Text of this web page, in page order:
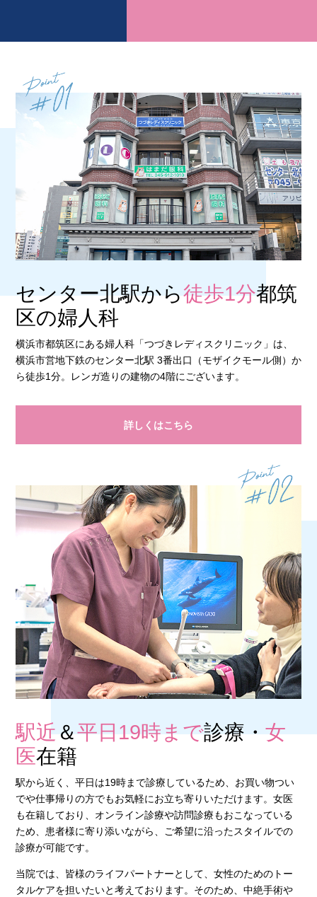
センター北駅から徒歩1分都筑
区の婦人科
横浜市都筑区にある婦人科「つづきレディスクリニック」は、
横浜市営地下鉄のセンター北駅 3番出口（モザイクモール側）か
ら徒歩1分。レンガ造りの建物の4階にございます。
詳しくはこちら
駅近＆平日19時まで診療・女
医在籍
駅から近く、平日は19時まで診療しているため、お買い物つい
でや仕事帰りの方でもお気軽にお立ち寄りいただけます。女医
も在籍しており、オンライン診療や訪問診療もおこなっている
ため、患者様に寄り添いながら、ご希望に沿ったスタイルでの
診療が可能です。
当院では、皆様のライフパートナーとして、女性のためのトー
タルケアを担いたいと考えております。そのため、中絶手術や